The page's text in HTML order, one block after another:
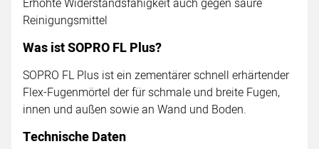
Erhöhte Widerstandsfähigkeit auch gegen saure
Reinigungsmittel
Was ist SOPRO FL Plus?
SOPRO FL Plus ist ein zementärer schnell erhärtender
Flex-Fugenmörtel der für schmale und breite Fugen,
innen und außen sowie an Wand und Boden.
Technische Daten